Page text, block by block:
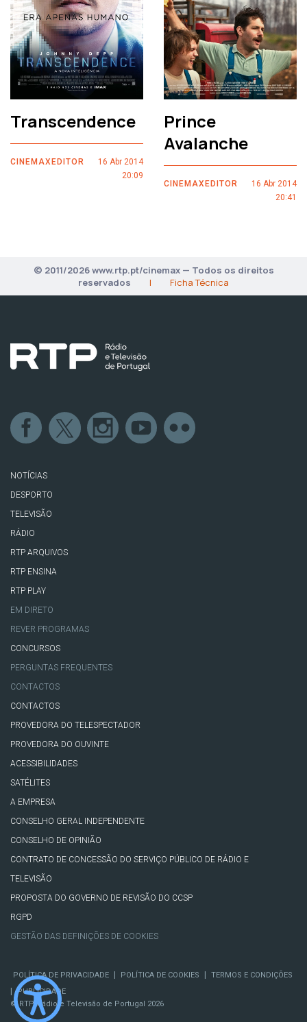
Transcendence
CINEMAXEDITOR
16 Abr 2014
20:09
Prince
Avalanche
CINEMAXEDITOR
16 Abr 2014
20:41
© 2011/2026 www.rtp.pt/cinemax — Todos os direitos
reservados
| Ficha Técnica
NOTÍCIAS
DESPORTO
TELEVISÃO
RÁDIO
RTP ARQUIVOS
RTP ENSINA
RTP PLAY
EM DIRETO
REVER PROGRAMAS
CONCURSOS
PERGUNTAS FREQUENTES
CONTACTOS
CONTACTOS
PROVEDORA DO TELESPECTADOR
PROVEDORA DO OUVINTE
ACESSIBILIDADES
SATÉLITES
A EMPRESA
CONSELHO GERAL INDEPENDENTE
CONSELHO DE OPINIÃO
CONTRATO DE CONCESSÃO DO SERVIÇO PÚBLICO DE RÁDIO E
TELEVISÃO
PROPOSTA DO GOVERNO DE REVISÃO DO CCSP
RGPD
GESTÃO DAS DEFINIÇÕES DE COOKIES
POLÍTICA DE PRIVACIDADE | POLÍTICA DE COOKIES | TERMOS E CONDIÇÕES
|
PUBLICIDADE
© RTP, Rádio e Televisão de Portugal 2026